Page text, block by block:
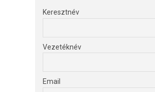
Keresztnév
Vezetéknév
Email